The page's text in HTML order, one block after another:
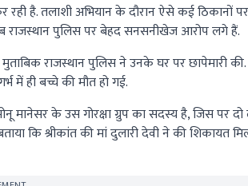
है. तलाशी अभियान के दौरान ऐसे कई ठिकानों
राजस्थान पुलिस पर बेहद सनसनीखेज आरोप लगे हैं.
राजस्थान पुलिस ने उनके घर पर छापेमारी की.
में ही बच्चे की मौत हो गई.
मानेसर के उस गोरक्षा ग्रुप का सदस्य है, जिस पर दो
कि श्रीकांत की मां दुलारी देवी ने की शिकायत